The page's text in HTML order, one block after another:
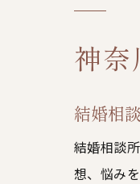
神
結婚相
結婚相談
想、悩み